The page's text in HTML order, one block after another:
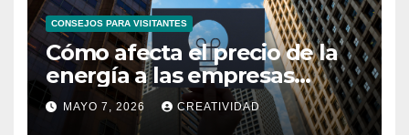
CONSEJOS PARA VISITANTES
Cómo afecta el precio de la
energía a las empresas
españolas
MAYO 7, 2026 CREATIVIDAD